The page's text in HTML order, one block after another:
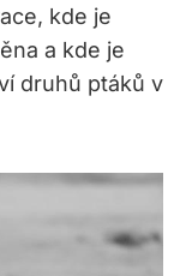
kde je
a kde je
druhů ptáků v